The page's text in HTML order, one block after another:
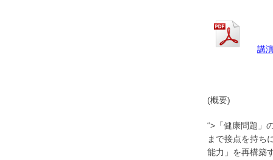
講
(概要)
“>「健康問題」
まで接点を持ち
能力」を再構築